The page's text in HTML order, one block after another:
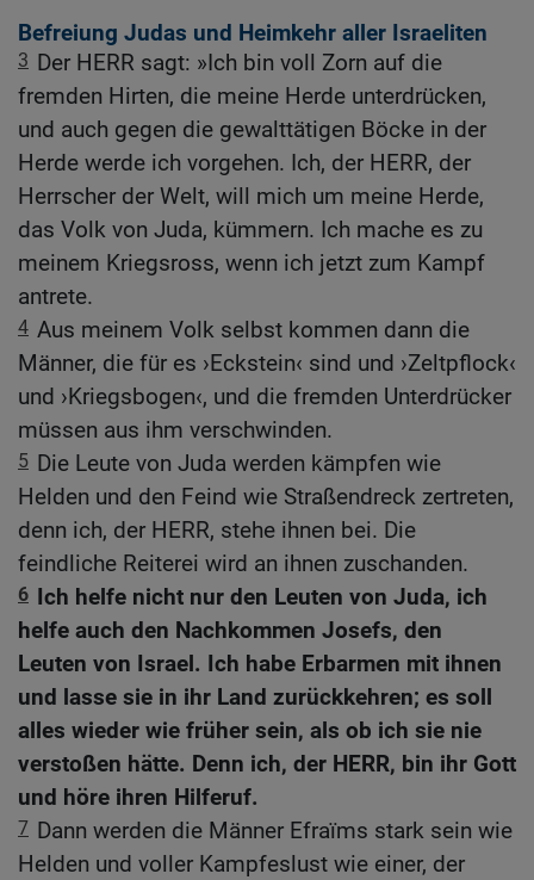
Befreiung Judas und Heimkehr aller Israeliten
3 Der HERR sagt: »Ich bin voll Zorn auf die
fremden Hirten, die meine Herde unterdrücken,
und auch gegen die gewalttätigen Böcke in der
Herde werde ich vorgehen. Ich, der HERR, der
Herrscher der Welt, will mich um meine Herde,
das Volk von Juda, kümmern. Ich mache es zu
meinem Kriegsross, wenn ich jetzt zum Kampf
antrete.
4 Aus meinem Volk selbst kommen dann die
Männer, die für es ›Eckstein‹ sind und ›Zeltpflock‹
und ›Kriegsbogen‹, und die fremden Unterdrücker
müssen aus ihm verschwinden.
5 Die Leute von Juda werden kämpfen wie
Helden und den Feind wie Straßendreck zertreten,
denn ich, der HERR, stehe ihnen bei. Die
feindliche Reiterei wird an ihnen zuschanden.
6 Ich helfe nicht nur den Leuten von Juda, ich
helfe auch den Nachkommen Josefs, den
Leuten von Israel. Ich habe Erbarmen mit ihnen
und lasse sie in ihr Land zurückkehren; es soll
alles wieder wie früher sein, als ob ich sie nie
verstoßen hätte. Denn ich, der HERR, bin ihr Gott
und höre ihren Hilferuf.
7 Dann werden die Männer Efraïms stark sein wie
Helden und voller Kampfeslust wie einer, der